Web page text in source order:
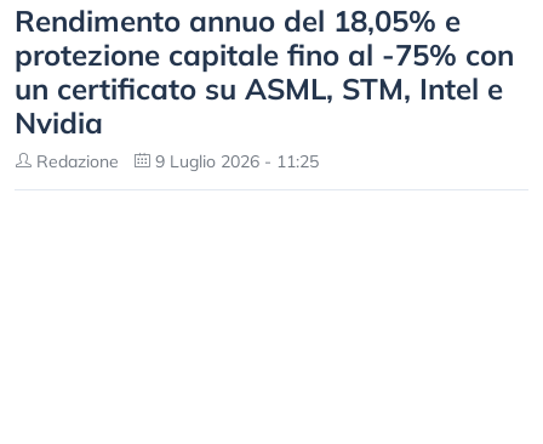
Rendimento annuo del 18,05% e
protezione capitale fino al -75% con
un certificato su ASML, STM, Intel e
Nvidia
Redazione 9 Luglio 2026 - 11:25